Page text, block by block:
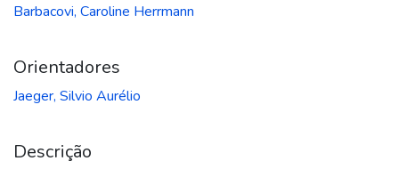
Barbacovi, Caroline Herrmann
Orientadores
Jaeger, Silvio Aurélio
Descrição